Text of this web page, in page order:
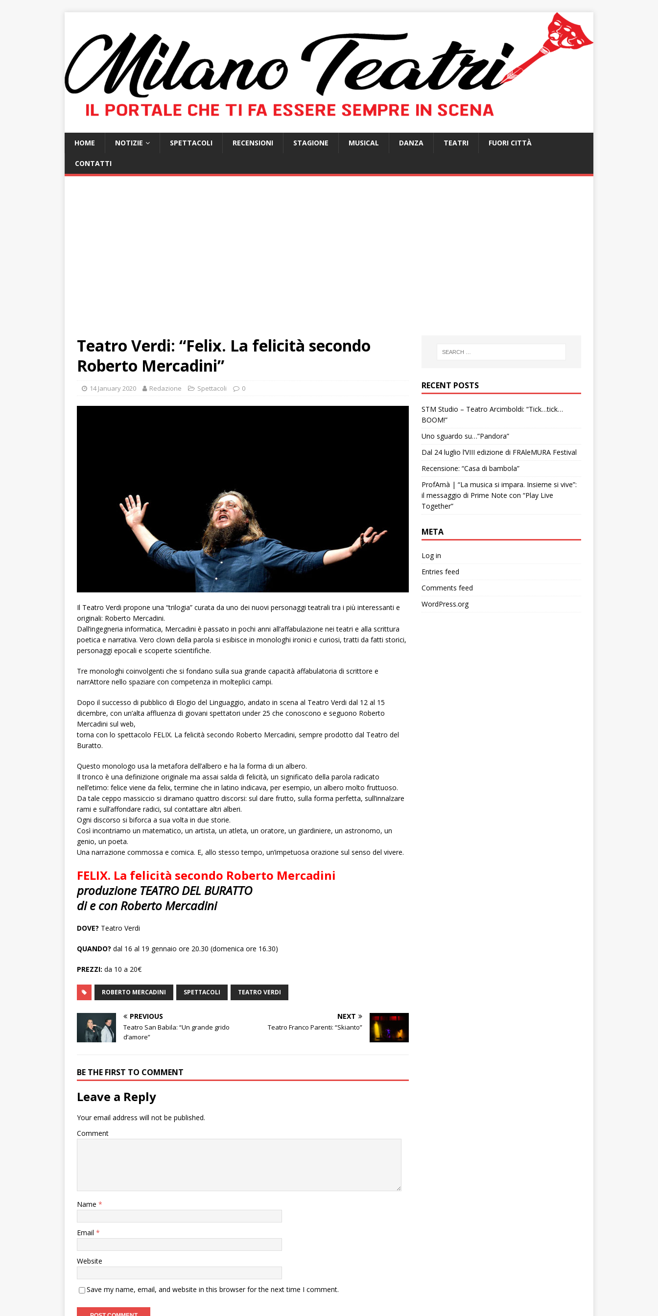
HOME NOTIZIE SPETTACOLI RECENSIONI STAGIONE MUSICAL DANZA TEATRI FUORI CITTÀ
CONTATTI
Teatro Verdi: “Felix. La felicità secondo
Roberto Mercadini”
14 January 2020 Redazione Spettacoli 0
Il Teatro Verdi propone una “trilogia” curata da uno dei nuovi personaggi teatrali tra i più interessanti e
originali: Roberto Mercadini.
Dall’ingegneria informatica, Mercadini è passato in pochi anni all’affabulazione nei teatri e alla scrittura
poetica e narrativa. Vero clown della parola si esibisce in monologhi ironici e curiosi, tratti da fatti storici,
personaggi epocali e scoperte scientifiche.
Tre monologhi coinvolgenti che si fondano sulla sua grande capacità affabulatoria di scrittore e
narrAttore nello spaziare con competenza in molteplici campi.
Dopo il successo di pubblico di Elogio del Linguaggio, andato in scena al Teatro Verdi dal 12 al 15
dicembre, con un’alta affluenza di giovani spettatori under 25 che conoscono e seguono Roberto
Mercadini sul web,
torna con lo spettacolo FELIX. La felicità secondo Roberto Mercadini, sempre prodotto dal Teatro del
Buratto.
Questo monologo usa la metafora dell’albero e ha la forma di un albero.
Il tronco è una definizione originale ma assai salda di felicità, un significato della parola radicato
nell’etimo: felice viene da felix, termine che in latino indicava, per esempio, un albero molto fruttuoso.
Da tale ceppo massiccio si diramano quattro discorsi: sul dare frutto, sulla forma perfetta, sull’innalzare
rami e sull’affondare radici, sul contattare altri alberi.
Ogni discorso si biforca a sua volta in due storie.
Così incontriamo un matematico, un artista, un atleta, un oratore, un giardiniere, un astronomo, un
genio, un poeta.
Una narrazione commossa e comica. E, allo stesso tempo, un’impetuosa orazione sul senso del vivere.
FELIX. La felicità secondo Roberto Mercadini
produzione TEATRO DEL BURATTO
di e con Roberto Mercadini
DOVE? Teatro Verdi
QUANDO? dal 16 al 19 gennaio ore 20.30 (domenica ore 16.30)
PREZZI: da 10 a 20€
ROBERTO MERCADINI SPETTACOLI TEATRO VERDI
PREVIOUS
Teatro San Babila: “Un grande grido
d’amore”
NEXT
Teatro Franco Parenti: “Skianto”
BE THE FIRST TO COMMENT
Leave a Reply
Your email address will not be published.
Comment
Name *
Email *
Website
Save my name, email, and website in this browser for the next time I comment.
RECENT POSTS
STM Studio – Teatro Arcimboldi: “Tick…tick…
BOOM!”
Uno sguardo su…”Pandora”
Dal 24 luglio l’VIII edizione di FRAleMURA Festival
Recensione: “Casa di bambola”
ProfAmà | “La musica si impara. Insieme si vive”:
il messaggio di Prime Note con “Play Live
Together”
META
Log in
Entries feed
Comments feed
WordPress.org